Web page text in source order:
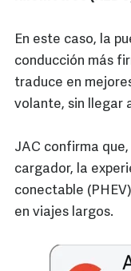
En este caso, la
conducción más
traduce en
volante, sin llegar
JAC confirma
cargador, la
conectable
en viajes largos.